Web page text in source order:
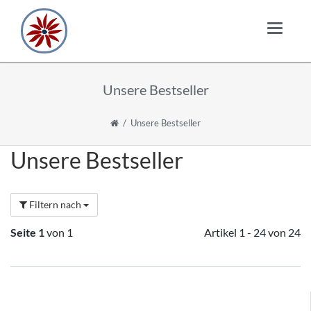
Unsere Bestseller
Unsere Bestseller
Unsere Bestseller
Filtern nach
Seite 1 von 1 Artikel 1 - 24 von 24